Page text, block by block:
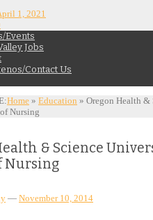
1, 2021
Events
Jobs
Contact Us
Home » Education » Oregon Health &
Nursing
& Science
Nursing
— November 10, 2014